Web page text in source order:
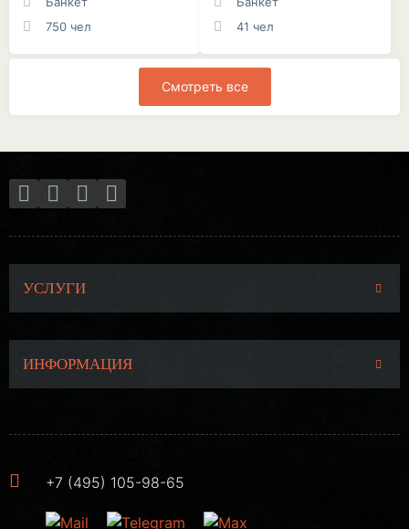
750 чел
41 чел
Смотреть все
УСЛУГИ
ИНФОРМАЦИЯ
+7 (495) 105-98-65